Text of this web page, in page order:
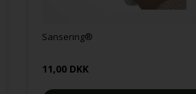
Sansering®
11,00 DKK